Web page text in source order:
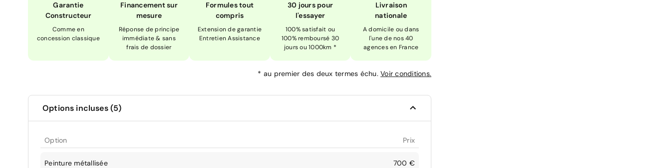
Garantie
Constructeur
Comme en
concession classique
Financement sur
mesure
Réponse de principe
immédiate & sans
frais de dossier
Formules tout
compris
Extension de garantie
Entretien Assistance
30 jours pour
l'essayer
100% satisfait ou
100% remboursé 30
jours ou 1000km *
Livraison
nationale
A domicile ou dans
l'une de nos 40
agences en France
* au premier des deux termes échu. Voir conditions.
Options incluses (5)
Option Prix
Peinture métallisée 700 €